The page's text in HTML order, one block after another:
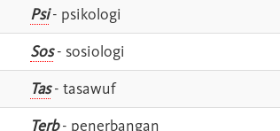
Psi- psikologi
Sos- sosiologi
Tas- tasawuf
Terb- penerbangan